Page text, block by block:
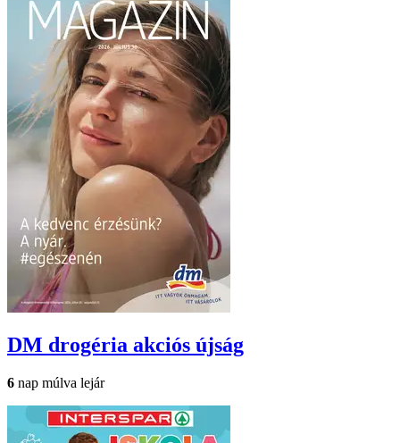
DM drogéria akciós újság
6 nap múlva lejár